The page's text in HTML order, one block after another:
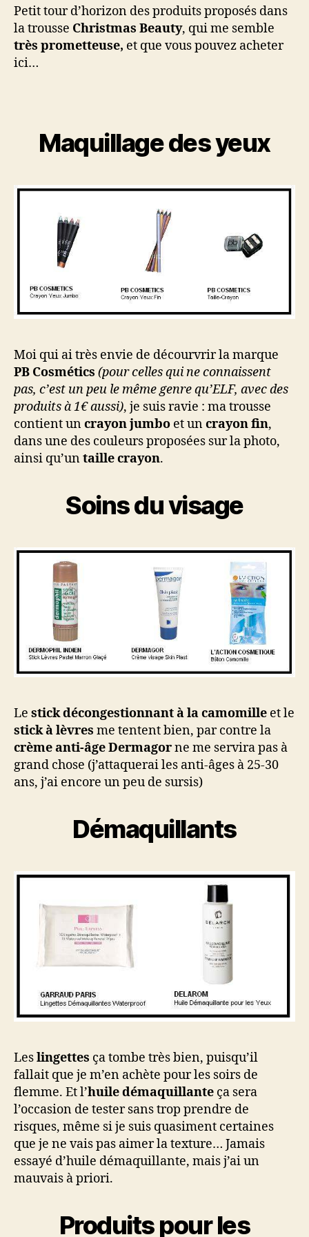
Petit tour d’horizon des produits proposés dans
la trousse Christmas Beauty, qui me semble
très prometteuse, et que vous pouvez acheter
ici…
Maquillage des yeux
Moi qui ai très envie de décourvrir la marque
PB Cosmétics (pour celles qui ne connaissent
pas, c’est un peu le même genre qu’ELF, avec des
produits à 1€ aussi), je suis ravie : ma trousse
contient uncrayon jumbo et uncrayon fin,
dans une des couleurs proposées sur la photo,
ainsi qu’untaille crayon.
Soins du visage
Le stick décongestionnant à la camomille et le
stick à lèvres me tentent bien, par contre la
crème anti-âge Dermagorne me servira pas à
grand chose (j’attaquerai les anti-âges à 25-30
ans, j’ai encore un peu de sursis)
Démaquillants
Leslingettes ça tombe très bien, puisqu’il
fallait que je m’en achète pour les soirs de
flemme. Et l’huile démaquillante ça sera
l’occasion de tester sans trop prendre de
risques, même si je suis quasiment certaines
que je ne vais pas aimer la texture… Jamais
essayé d’huile démaquillante, mais j’ai un
mauvais à priori.
Produits pour les